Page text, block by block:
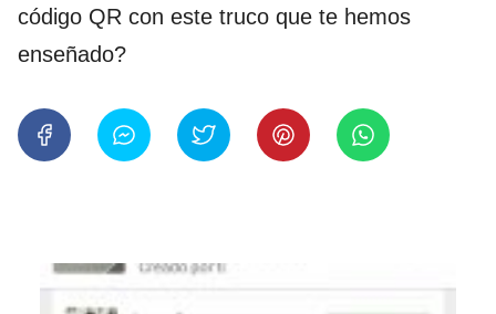
código QR con este truco que te hemos
enseñado?